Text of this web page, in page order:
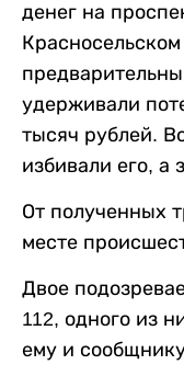
денег на
удерживали
тысяч рублей.
избивали его, а
От полученных
месте
Двое
112, одного из
ему и